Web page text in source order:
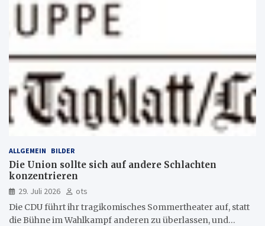
ALLGEMEIN BILDER
Die Union sollte sich auf andere Schlachten
konzentrieren
29. Juli 2026
ots
Die CDU führt ihr tragikomisches Sommertheater auf, statt
die Bühne im Wahlkampf anderen zu überlassen, und…